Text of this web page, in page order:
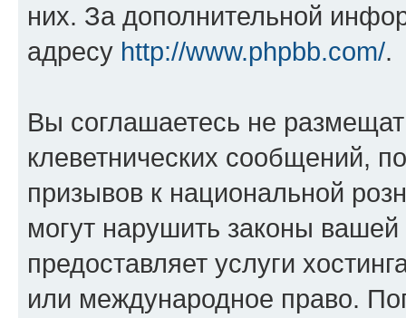
них. За дополнительной
адресу http://www.phpbb.com/.
Вы соглашаетесь не
клеветнических сообщений,
призывов к национальной
могут нарушить законы
предоставляет услуги
или международное право.